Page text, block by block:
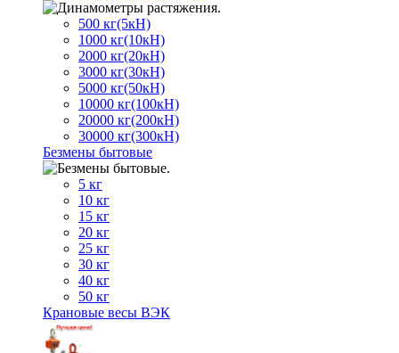
500 кг(5кН)
1000 кг(10кН)
2000 кг(20кН)
3000 кг(30кН)
5000 кг(50кН)
10000 кг(100кН)
20000 кг(200кН)
30000 кг(300кН)
Безмены бытовые
5 кг
10 кг
15 кг
20 кг
25 кг
30 кг
40 кг
50 кг
Крановые весы ВЭК